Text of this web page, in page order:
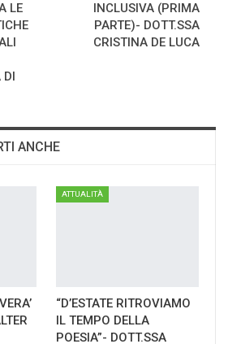
LE
INCLUSIVA (PRIMA
PARTE)- DOTT.SSA
CRISTINA DE LUCA
ANCHE
ATTUALITÀ
“D’ESTATE RITROVIAMO
IL TEMPO DELLA
POESIA”- DOTT.SSA